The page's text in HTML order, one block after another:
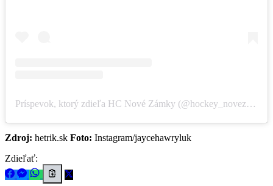
Príspevok, ktorý zdieľa HC Nové Zámky (@hockey_novezamky)
Zdroj: hetrik.sk Foto: Instagram/jaycehawryluk
Zdieľať: